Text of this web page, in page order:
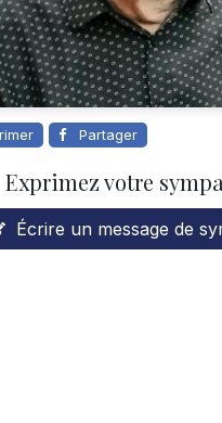
Partager
Exprimez votre
Écrire un message de